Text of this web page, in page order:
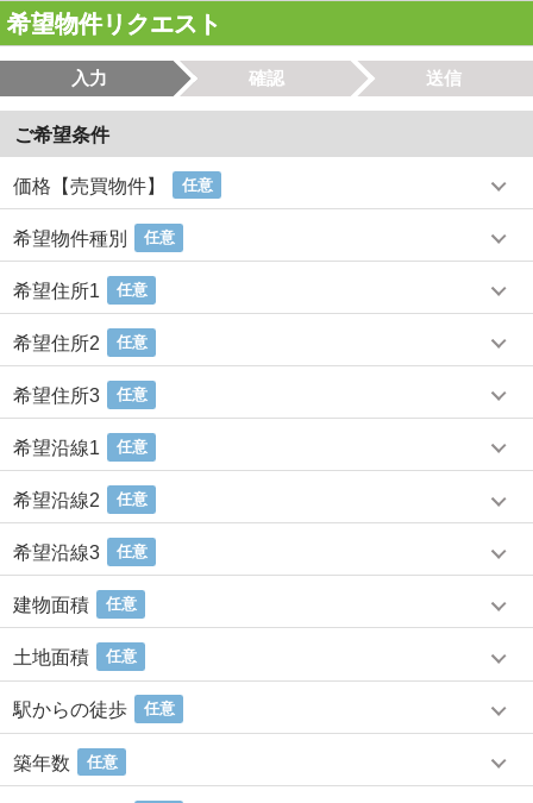
希望物件リクエスト
入力 確認 送信
ご希望条件
価格【売買物件】 任意
希望物件種別 任意
希望住所1 任意
希望住所2 任意
希望住所3 任意
希望沿線1 任意
希望沿線2 任意
希望沿線3 任意
建物面積 任意
土地面積 任意
駅からの徒歩 任意
築年数 任意